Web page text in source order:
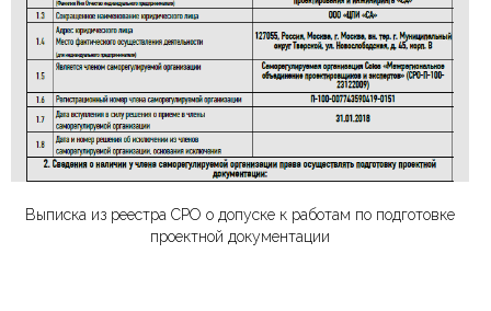
Выписка из реестра СРО о допуске к работам по подготовке
проектной документации